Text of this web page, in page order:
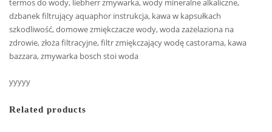
dzbanek filtrujący aquaphor instrukcja, kawa w kapsułkach
szkodliwość, domowe zmiękczacze wody, woda zażelaziona na
zdrowie, złoża filtracyjne, filtr zmiękczający wodę castorama, kawa
bazzara, zmywarka bosch stoi woda
yyyyy
Related products